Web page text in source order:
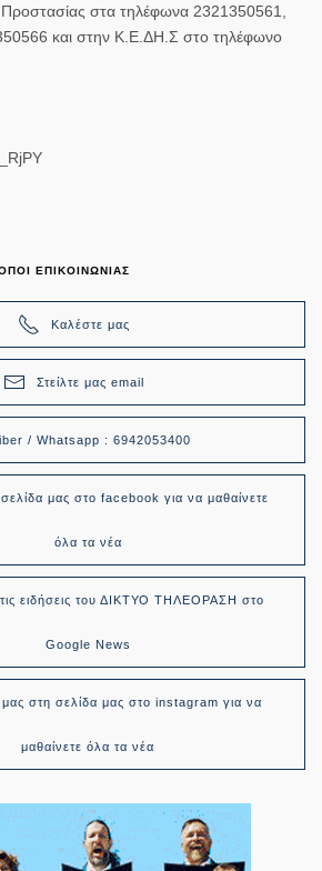
στα τηλέφωνα 2321350561,
και στην Κ.Ε.ΔΗ.Σ στο τηλέφωνο
ΕΠΙΚΟΙΝΩΝΙΑΣ
Καλέστε μας
Στείλτε μας email
/ Whatsapp : 6942053400
μας στο facebook για να μαθαίνετε
όλα τα νέα
ειδήσεις του ΔΙΚΤΥΟ ΤΗΛΕΟΡΑΣΗ στο
Google News
στη σελίδα μας στο instagram για να
μαθαίνετε όλα τα νέα